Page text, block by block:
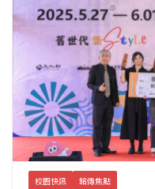
校園快訊 銘傳焦點